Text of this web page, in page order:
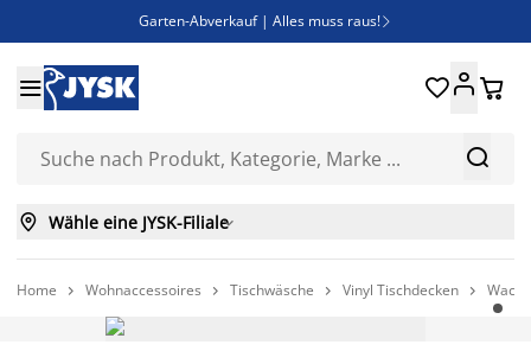
Garten-Abverkauf | Alles muss raus! 
Bist du Unternehmer? Entdecke JYSK-B2B
Esszimmerstuhl ADSLEV um nur 40€


 
 Wähle eine JYSK-Filiale
Home  Wohnaccessoires  Tischwäsche  Vinyl Tischdecken 